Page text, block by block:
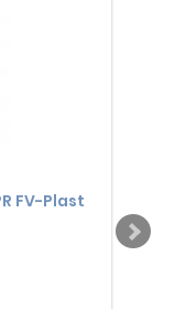
FV-Plast